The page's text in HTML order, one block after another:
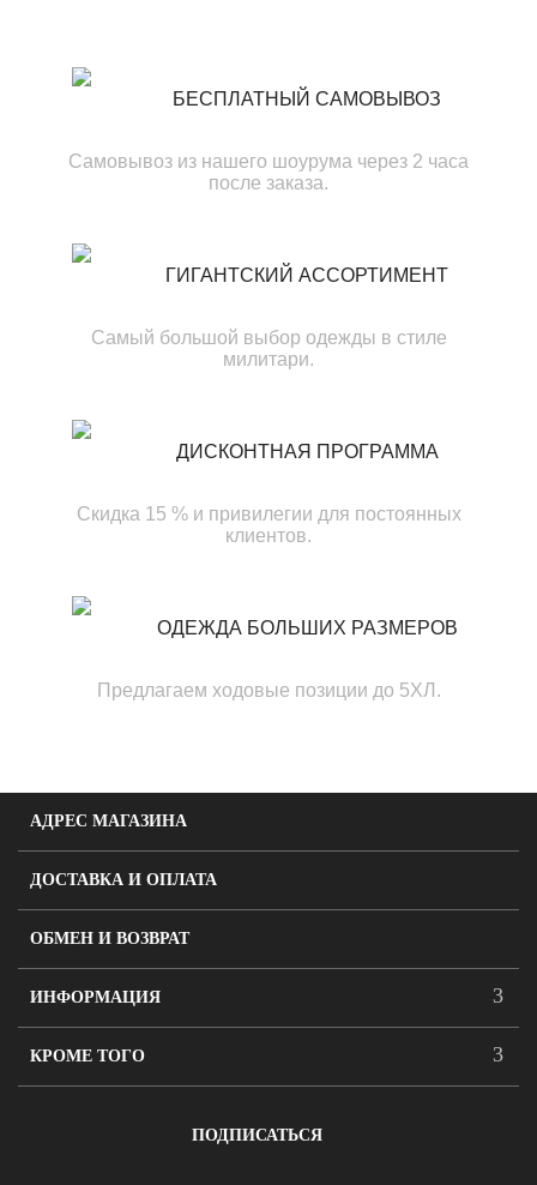
БЕСПЛАТНЫЙ САМОВЫВОЗ
Самовывоз из нашего шоурума через 2 часа
после заказа.
ГИГАНТСКИЙ АССОРТИМЕНТ
Самый большой выбор одежды в стиле
милитари.
ДИСКОНТНАЯ ПРОГРАММА
Скидка 15 % и привилегии для постоянных
клиентов.
ОДЕЖДА БОЛЬШИХ РАЗМЕРОВ
Предлагаем ходовые позиции до 5ХЛ.
АДРЕС МАГАЗИНА
ДОСТАВКА И ОПЛАТА
ОБМЕН И ВОЗВРАТ
ИНФОРМАЦИЯ
КРОМЕ ТОГО
ПОДПИСАТЬСЯ